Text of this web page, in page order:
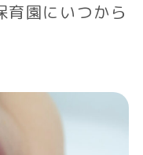
育園にいつから